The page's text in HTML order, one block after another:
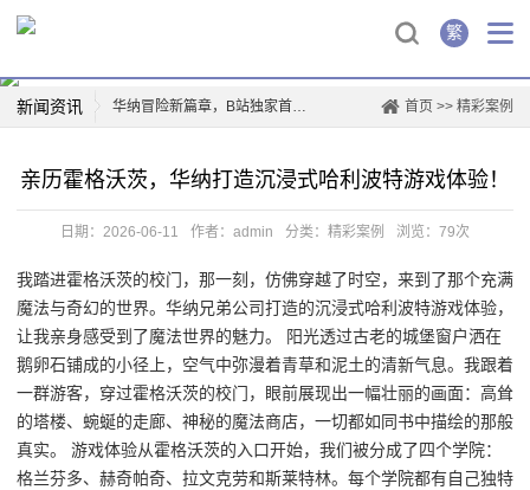
繁
新闻资讯 华纳冒险新篇章，B站独家首映！
创新驱动，华纳新材上市再掀行业热潮
薛凯琪华纳解约，背后真相曝光！
一票难求！博格华纳电影盛宴即将开演
惊喜连连，山东华纳带你玩转四季
票房爆款，国际城华纳影院独家首映日！
首页 >> 精彩案例
亲历霍格沃茨，华纳打造沉浸式哈利波特游戏体验！
日期：2026-06-11 作者：admin 分类： 精彩案例 浏览：79次
我踏进霍格沃茨的校门，那一刻，仿佛穿越了时空，来到了那个充满
魔法与奇幻的世界。华纳兄弟公司打造的沉浸式哈利波特游戏体验，
让我亲身感受到了魔法世界的魅力。 阳光透过古老的城堡窗户洒在
鹅卵石铺成的小径上，空气中弥漫着青草和泥土的清新气息。我跟着
一群游客，穿过霍格沃茨的校门，眼前展现出一幅壮丽的画面：高耸
的塔楼、蜿蜒的走廊、神秘的魔法商店，一切都如同书中描绘的那般
真实。 游戏体验从霍格沃茨的入口开始，我们被分成了四个学院：
格兰芬多、赫奇帕奇、拉文克劳和斯莱特林。每个学院都有自己独特